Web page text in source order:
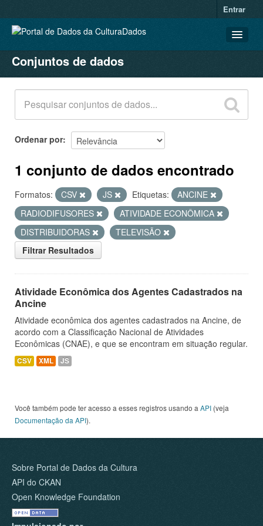
Entrar
CONJUNTOS DE DADOS
ORGANIZAÇÕES
GRUPOS
SOBRE
Conjuntos de dados
Ordenar por
1 conjunto de dados encontrado
Formatos: CSV JS Etiquetas:
ANCINE
RADIODIFUSORES
ATIVIDADE ECONÔMICA
DISTRIBUIDORAS
TELEVISÃO
Filtrar Resultados
Atividade Econômica dos Agentes Cadastrados na
Ancine
Atividade econômica dos agentes cadastrados na Ancine, de
acordo com a Classificação Nacional de Atividades
Econômicas (CNAE), e que se encontram em situação regular.
CSV XML JS
Você também pode ter acesso a esses registros usando a API (veja
Documentação da API).
Sobre Portal de Dados da Cultura
API do CKAN
Open Knowledge Foundation